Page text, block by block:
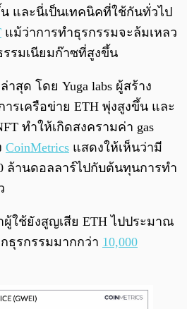
และนี่เป็นเทคนิคที่ใช้กันทั่วไป
แม้ว่าการทำธุรกรรมจะล้มเหลว
รรมเนียมก๊าซที่สูงขึ้น
าสุด โดย Yuga labs ผู้สร้าง
รเครือข่าย ETH พุ่งสูงขึ้น และ
ทำให้เกิดสงครามค่า gas
CoinMetrics แสดงให้เห็นว่ามี
ล้านดอลลาร์ไปกับต้นทุนการทำ
ใช้ยังสูญเสีย ETH ไปประมาณ
ธุรกรรมมากกว่า 10,000